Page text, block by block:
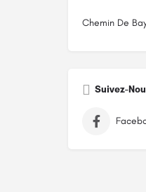
Chemin De
Suivez-